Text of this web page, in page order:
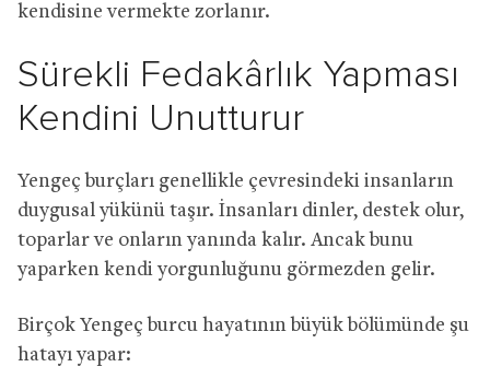
kendisine vermekte zorlanır.
Sürekli Fedakârlık Yapması
Kendini Unutturur
Yengeç burçları genellikle çevresindeki insanların
duygusal yükünü taşır. İnsanları dinler, destek olur,
toparlar ve onların yanında kalır. Ancak bunu
yaparken kendi yorgunluğunu görmezden gelir.
Birçok Yengeç burcu hayatının büyük bölümünde şu
hatayı yapar: